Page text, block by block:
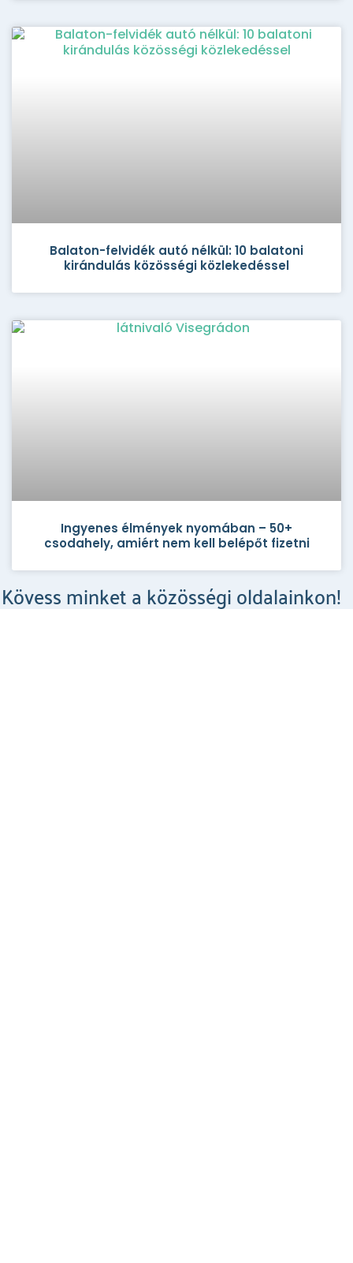
Balaton-felvidék autó nélkül: 10 balatoni
kirándulás közösségi közlekedéssel
Ingyenes élmények nyomában – 50+
csodahely, amiért nem kell belépőt fizetni
Kövess minket a közösségi oldalainkon!